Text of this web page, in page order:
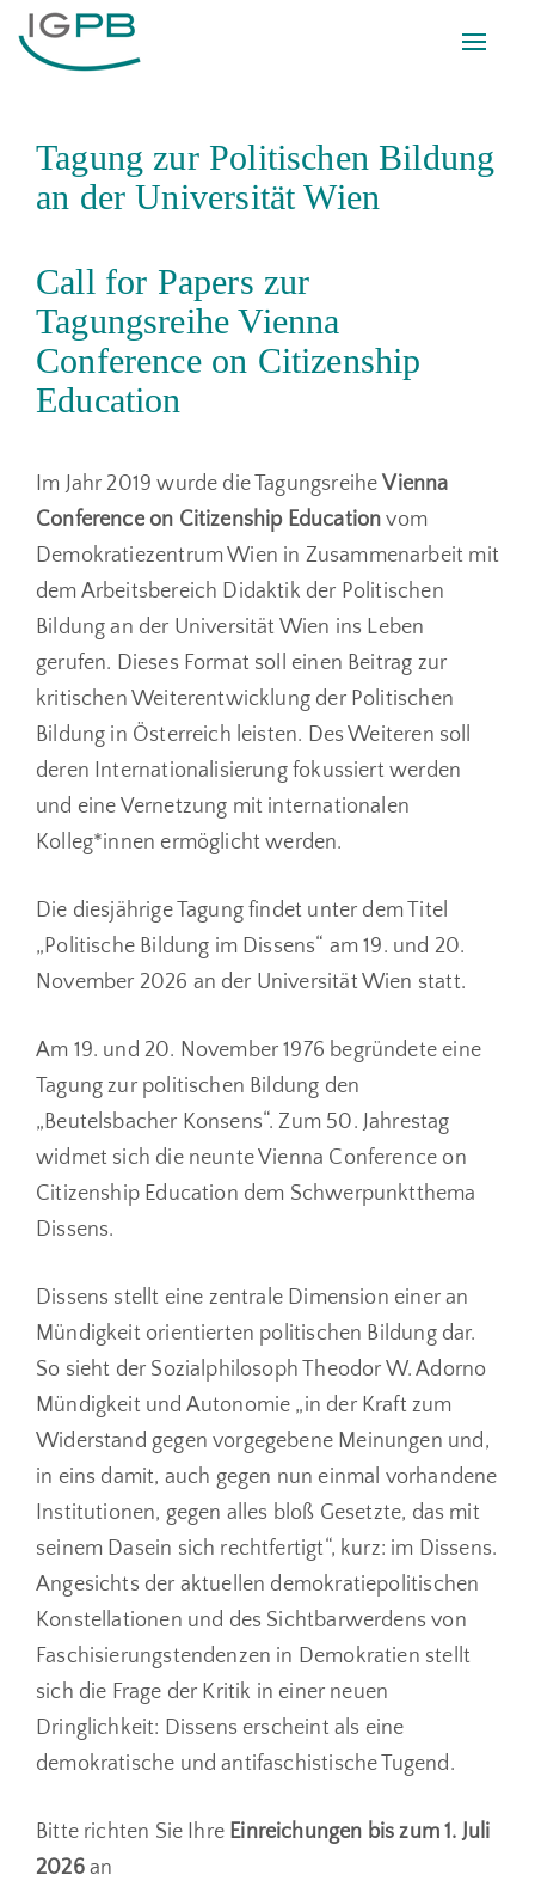
Toggle
Tagung zur Politischen Bildung
an der Universität Wien
Call for Papers zur
Tagungsreihe Vienna
Conference on Citizenship
Education
Im Jahr 2019 wurde die TagungsreiheVienna
Conference on Citizenship Education vom
Demokratiezentrum Wien in Zusammenarbeit mit
dem Arbeitsbereich Didaktik der Politischen
Bildung an der Universität Wien ins Leben
gerufen. Dieses Format soll einen Beitrag zur
kritischen Weiterentwicklung der Politischen
Bildung in Österreich leisten. Des Weiteren soll
deren Internationalisierung fokussiert werden
und eine Vernetzung mit internationalen
Kolleg*innen ermöglicht werden.
Die diesjährige Tagung findet unter dem Titel
„Politische Bildung im Dissens“ am 19. und 20.
November 2026 an der Universität Wien statt.
Am 19. und 20. November 1976 begründete eine
Tagung zur politischen Bildung den
„Beutelsbacher Konsens“. Zum 50. Jahrestag
widmet sich die neunte Vienna Conference on
Citizenship Education dem Schwerpunktthema
Dissens.
Dissens stellt eine zentrale Dimension einer an
Mündigkeit orientierten politischen Bildung dar.
So sieht der Sozialphilosoph Theodor W. Adorno
Mündigkeit und Autonomie „in der Kraft zum
Widerstand gegen vorgegebene Meinungen und,
in eins damit, auch gegen nun einmal vorhandene
Institutionen, gegen alles bloß Gesetzte, das mit
seinem Dasein sich rechtfertigt“, kurz: im Dissens.
Angesichts der aktuellen demokratiepolitischen
Konstellationen und des Sichtbarwerdens von
Faschisierungstendenzen in Demokratien stellt
sich die Frage der Kritik in einer neuen
Dringlichkeit: Dissens erscheint als eine
demokratische und antifaschistische Tugend.
Bitte richten Sie Ihre Einreichungen bis zum 1. Juli
2026an